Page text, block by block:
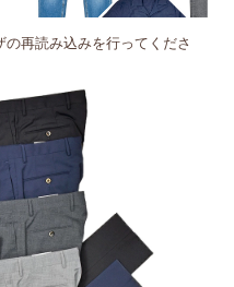
再読み込みを行ってくださ